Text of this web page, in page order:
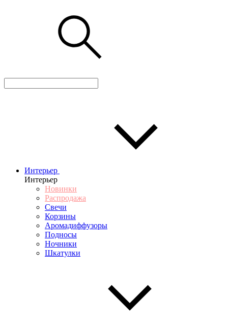
Интерьер
Интерьер
Новинки
Распродажа
Свечи
Корзины
Аромадиффузоры
Подносы
Ночники
Шкатулки